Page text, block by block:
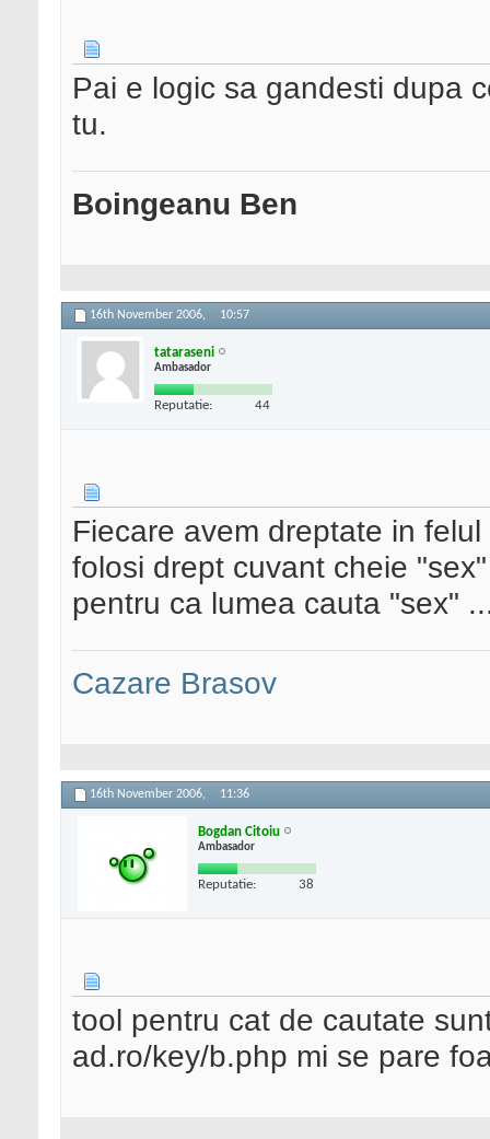
Pai e logic sa gandesti dupa
tu.
Boingeanu Ben
16th November 2006, 10:57
tataraseni
Ambasador
Reputatie: 44
Fiecare avem dreptate in
folosi drept cuvant cheie
pentru ca lumea cauta "sex"
Cazare Brasov
16th November 2006, 11:36
Bogdan Citoiu
Ambasador
Reputatie: 38
tool pentru cat de cautate
ad.ro/key/b.php mi se pare